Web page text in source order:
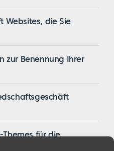
Websites, die Sie
zur Benennung Ihrer
Themes für die